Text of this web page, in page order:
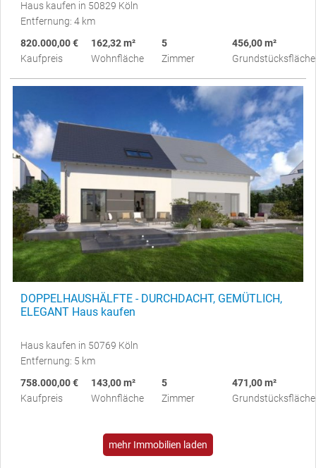
Haus kaufen in 50829 Köln
Entfernung: 4 km
820.000,00 €
Kaufpreis
162,32 m²
Wohnfläche
5
Zimmer
456,00 m²
Grundstücksfläche
DOPPELHAUSHÄLFTE - DURCHDACHT, GEMÜTLICH,
ELEGANT Haus kaufen
Haus kaufen in 50769 Köln
Entfernung: 5 km
758.000,00 €
Kaufpreis
143,00 m²
Wohnfläche
5
Zimmer
471,00 m²
Grundstücksfläche
mehr Immobilien laden